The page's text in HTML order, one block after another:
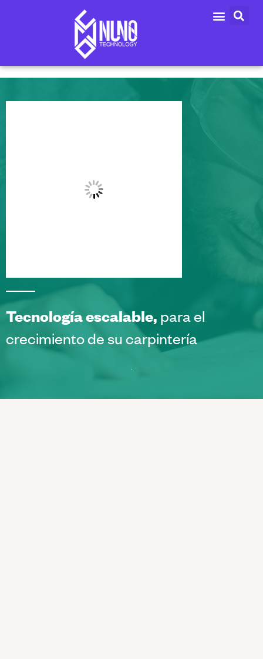
Tecnología escalable, para el
crecimiento de su carpintería